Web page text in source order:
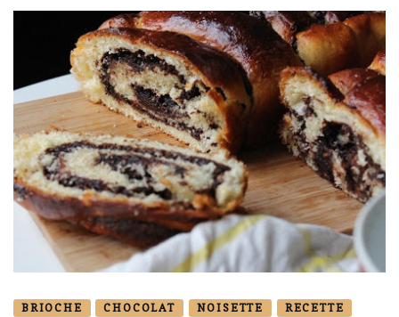
BRIOCHE CHOCOLAT NOISETTE RECETTE